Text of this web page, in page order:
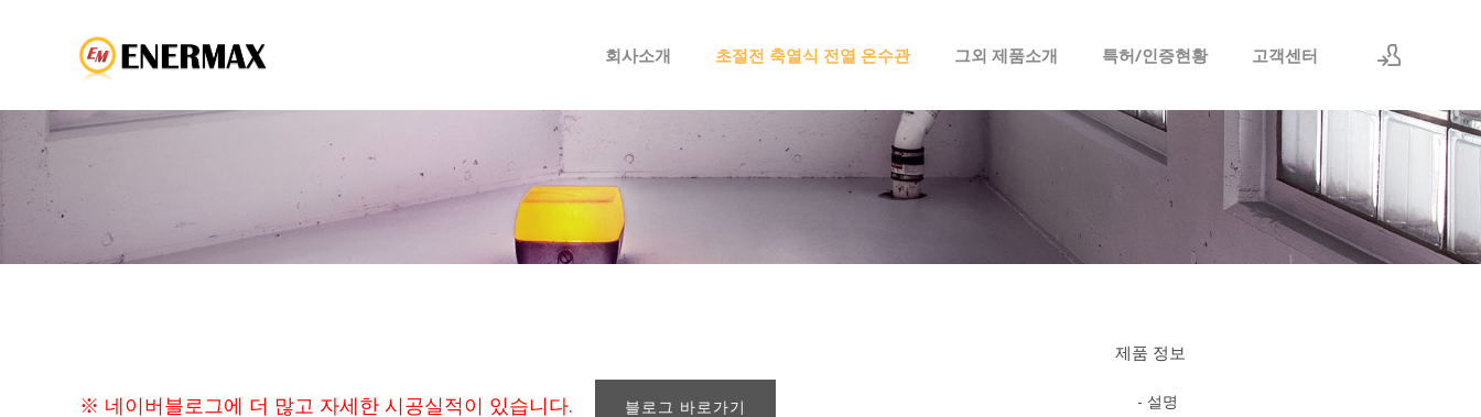
로그인
회원가입
회사소개 초절전 축열식 전열 온수관 그외 제품소개 특허/인증현황 고객센터
제품 정보
- 설명
※ 네이버블로그에 더 많고 자세한 시공실적이 있습니다. 블로그 바로가기